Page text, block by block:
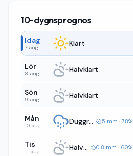
10-dygnsprognos
Idag
7 aug. Klart
Lör
8 aug. Halvklart
Sön
9 aug. Halvklart
Mån
10 aug. Duggregn 5 mm · 78%
Tis
11 aug. Halvklart 0.8 mm · 60%